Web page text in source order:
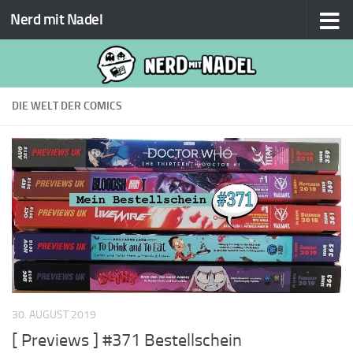
Zum Inhalt springen
Nerd mit Nadel
DIE WELT DER COMICS
30. AUGUST 2019
[ Previews ] #371 Bestellschein